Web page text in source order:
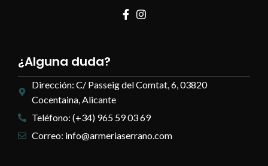
¿Alguna duda?
Dirección: C/ Passeig del Comtat, 6, 03820
Cocentaina, Alicante
Teléfono: (+34) 965 59 03 69
Correo: info@armeriaserrano.com